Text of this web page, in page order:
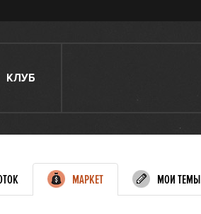
КЛУБ
МАРКЕТ МОИ ТЕМЫ